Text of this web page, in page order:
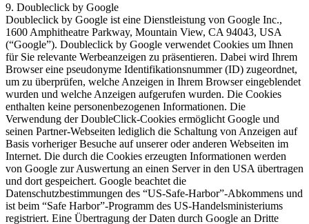
9. Doubleclick by Google
Doubleclick by Google ist eine Dienstleistung von Google Inc.,
1600 Amphitheatre Parkway, Mountain View, CA 94043, USA
(“Google”). Doubleclick by Google verwendet Cookies um Ihnen
für Sie relevante Werbeanzeigen zu präsentieren. Dabei wird Ihrem
Browser eine pseudonyme Identifikationsnummer (ID) zugeordnet,
um zu überprüfen, welche Anzeigen in Ihrem Browser eingeblendet
wurden und welche Anzeigen aufgerufen wurden. Die Cookies
enthalten keine personenbezogenen Informationen. Die
Verwendung der DoubleClick-Cookies ermöglicht Google und
seinen Partner-Webseiten lediglich die Schaltung von Anzeigen auf
Basis vorheriger Besuche auf unserer oder anderen Webseiten im
Internet. Die durch die Cookies erzeugten Informationen werden
von Google zur Auswertung an einen Server in den USA übertragen
und dort gespeichert. Google beachtet die
Datenschutzbestimmungen des “US-Safe-Harbor”-Abkommens und
ist beim “Safe Harbor”-Programm des US-Handelsministeriums
registriert. Eine Übertragung der Daten durch Google an Dritte